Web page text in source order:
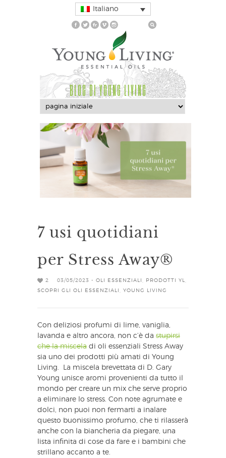
Italiano
BLOG DI YOUNG LIVING
7 usi quotidiani
per Stress Away®
2 03/05/2023 - OLI ESSENZIALI PRODOTTI YL
SCOPRI GLI OLI ESSENZIALI
YOUNG LIVING
Con deliziosi profumi di lime, vaniglia,
lavanda e altro ancora, non c’è da stupirsi
che la miscela di oli essenziali Stress Away
sia uno dei prodotti più amati di Young
Living. La miscela brevettata di D. Gary
Young unisce aromi provenienti da tutto il
mondo per creare un mix che serve proprio
a eliminare lo stress. Con note agrumate e
dolci, non puoi non fermarti a inalare
questo buonissimo profumo, che ti rilasserà
anche con la biancheria da piegare, una
lista infinita di cose da fare e i bambini che
strillano accanto a te.